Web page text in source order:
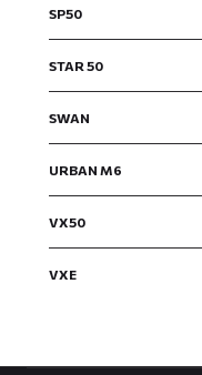
SP50
STAR 50
SWAN
URBAN M6
VX50
VXE